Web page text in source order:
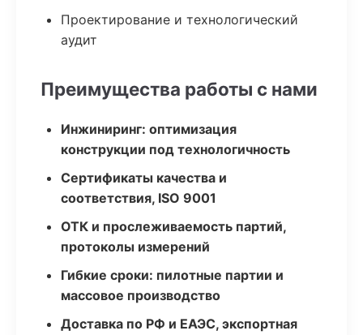
Проектирование и технологический
аудит
Преимущества работы с нами
Инжиниринг: оптимизация
конструкции под технологичность
Сертификаты качества и
соответствия, ISO 9001
ОТК и прослеживаемость партий,
протоколы измерений
Гибкие сроки: пилотные партии и
массовое производство
Доставка по РФ и ЕАЭС, экспортная